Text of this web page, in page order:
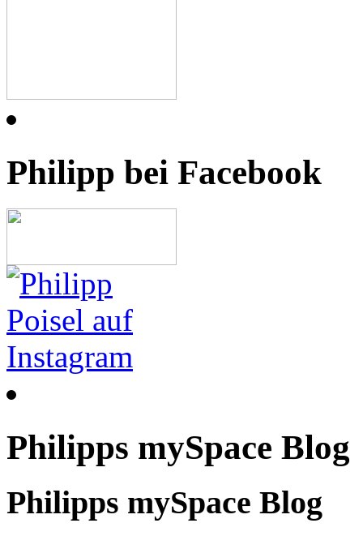
Philipp bei Facebook
Philipps mySpace Blog
Philipps mySpace Blog